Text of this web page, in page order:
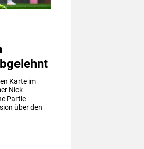
Karte im
Nick
Partie
über den